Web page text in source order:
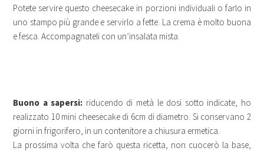
Potete servire questo cheesecake in porzioni individuali o farlo in
uno stampo più grande e servirlo a fette. La crema è molto buona
e fesca. Accompagnateli con un’insalata mista.
Buono a sapersi: riducendo di metà le dosi sotto indicate, ho
realizzato 10 mini cheesecake di 6cm di diametro. Si conservano 2
giorni in frigorifero, in un contenitore a chiusura ermetica.
La prossima volta che farò questa ricetta, non cuocerò la base,